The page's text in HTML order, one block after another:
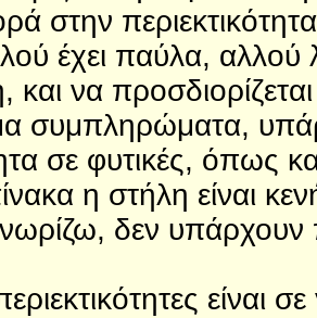
στην
έχει παύλα, αλλού
και να
συμπληρώματα,
σε φυτικές, όπως
η στήλη είναι
δεν υπάρχουν
είναι